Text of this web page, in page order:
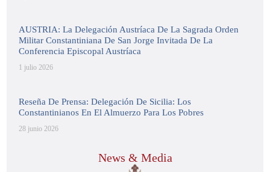
AUSTRIA: La Delegación Austríaca De La Sagrada Orden
Militar Constantiniana De San Jorge Invitada De La
Conferencia Episcopal Austríaca
1 julio 2026
Reseña De Prensa: Delegación De Sicilia: Los
Constantinianos En El Almuerzo Para Los Pobres
28 junio 2026
News & Media